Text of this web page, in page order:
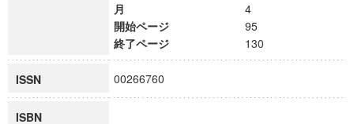
月
4
開始ページ
95
終了ページ
130
ISSN 00266760
ISBN